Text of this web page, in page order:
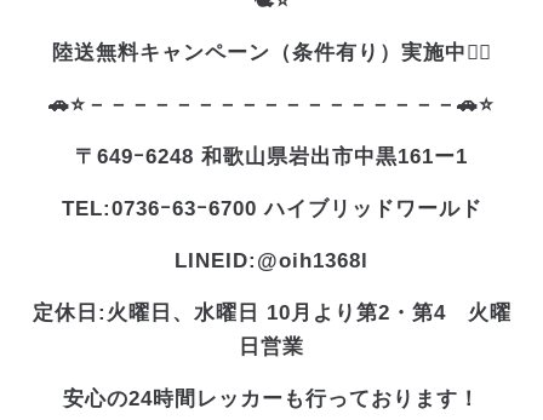
陸送無料キャンペーン（条件有り）実施中❤️‍🔥
🚗⭐－－－－－－－－－－－－－－－－－🚗⭐
〒649ｰ6248 和歌山県岩出市中黒161ー1
TEL:0736ｰ63ｰ6700 ハイブリッドワールド
LINEID:@oih1368l
定休日:火曜日、水曜日 10月より第2・第4 火曜
日営業
安心の24時間レッカーも行っております！